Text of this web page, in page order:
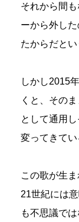
それから間
ーから外し
たからだとい
しかし2015
くと、その
として通用
変ってきてい
この歌が生
21世紀には
も不思議で